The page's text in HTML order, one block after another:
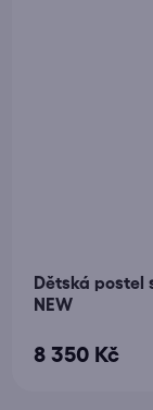
Dětská postel
NEW
8 350 Kč